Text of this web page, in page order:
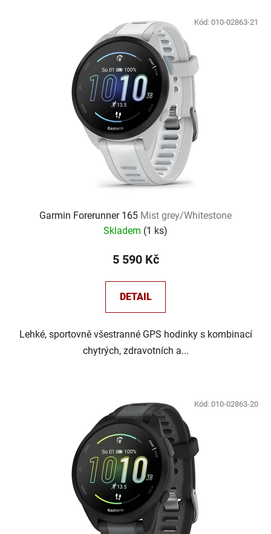
Garmin Forerunner 165 Mist grey/Whitestone
Skladem (1 ks)
5 590 Kč
DETAIL
Lehké, sportovně všestranné GPS hodinky s kombinací
chytrých, zdravotních a...
Kód: 010-02863-21
Kód: 010-02863-20